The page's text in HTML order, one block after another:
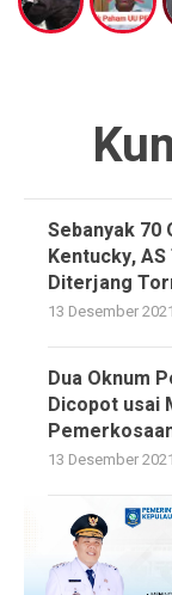
Sebanyak 70
Kentucky,
Diterjang
13 Desember
Dua Oknum
Dicopot usai
13 Desember